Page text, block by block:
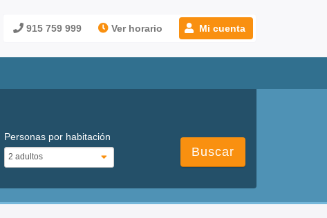
915 759 999 Ver horario Mi cuenta
Personas por habitación
Buscar